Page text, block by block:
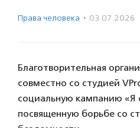
Права человека · 03.07.2026
Благотворительная
совместно со студией
социальную кампанию «Я
посвященную борьбе со